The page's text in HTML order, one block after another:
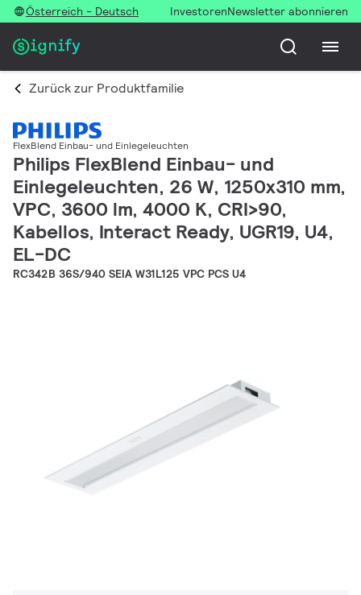
Österreich - Deutsch InvestorenNewsletter abonnieren
Zurück zur Produktfamilie
FlexBlend Einbau- und Einlegeleuchten
Philips FlexBlend Einbau- und
Einlegeleuchten, 26 W, 1250x310 mm,
VPC, 3600 lm, 4000 K, CRI>90,
Kabellos, Interact Ready, UGR19, U4,
EL-DC
RC342B 36S/940 SEIA W31L125 VPC PCS U4